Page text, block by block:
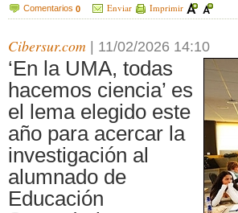
Comentarios 0 Enviar Imprimir
Cibersur.com 11/02/2026 14:10
‘En la UMA, todas
hacemos ciencia’ es
el lema elegido este
año para acercar la
investigación al
alumnado de
Educación